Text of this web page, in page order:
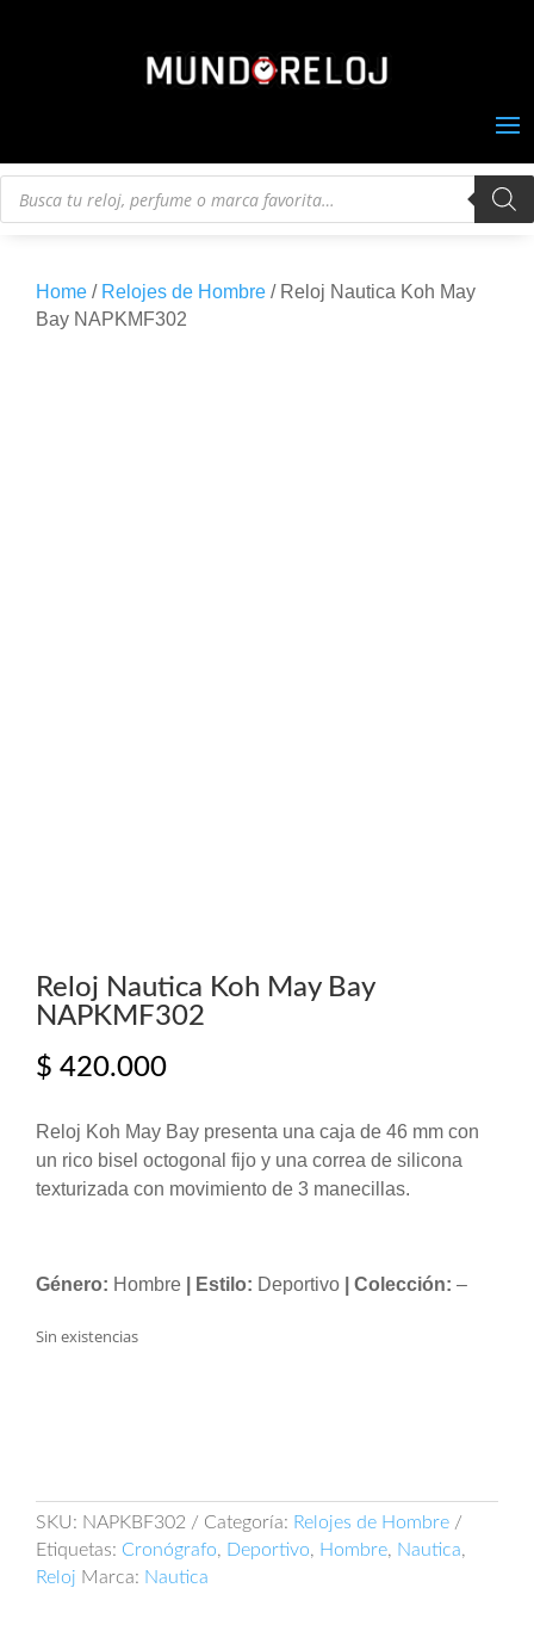
Búsqueda
Home / Relojes de Hombre / Reloj Nautica Koh May
Bay NAPKMF302
Reloj Nautica Koh May Bay
NAPKMF302
$ 420.000
Reloj Koh May Bay presenta una caja de 46 mm con
un rico bisel octogonal fijo y una correa de silicona
texturizada con movimiento de 3 manecillas.
Género: Hombre | Estilo: Deportivo | Colección: –
Sin existencias
SKU: NAPKBF302 Categoría: Relojes de Hombre
Etiquetas: Cronógrafo, Deportivo, Hombre, Nautica,
Reloj Marca: Nautica